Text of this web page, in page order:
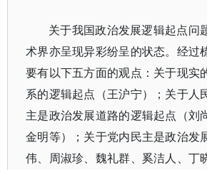
关于我国政治发展逻辑起点问
术界亦呈现异彩纷呈的状态。经过
要有以下五方面的观点：关于现实
系的逻辑起点（王沪宁）；关于人
主是政治发展道路的逻辑起点（刘
金明等）；关于党内民主是政治发
伟、周淑珍、魏礼群、奚洁人、丁